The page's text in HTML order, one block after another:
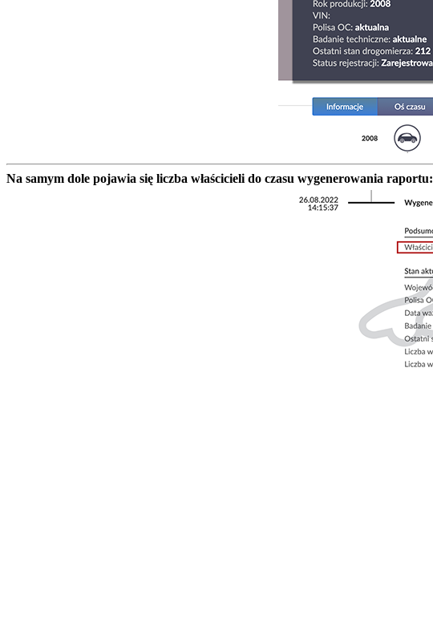
Na samym dole pojawia się liczba właścicieli do czasu wygenerowania raportu: